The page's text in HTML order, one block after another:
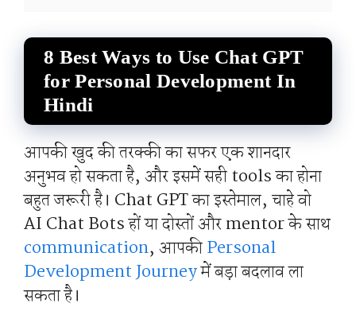
8 Best Ways to Use Chat GPT
for Personal Development In
Hindi
आपकी खुद की तरक्की का सफर एक शानदार
अनुभव हो सकता है, और इसमें सही tools का होना
बहुत जरूरी है। Chat GPT का इस्तेमाल, चाहे वो
AI Chat Bots हों या दोस्तों और mentor के साथ
communication, आपकीPersonal
Development Journeyमें बड़ा बदलाव ला
सकता है।